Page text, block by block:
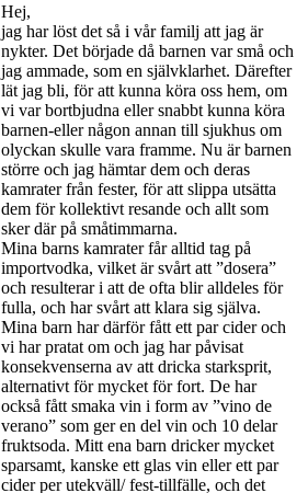
Hej,
jag har löst det så i vår familj att jag är
nykter. Det började då barnen var små och
jag ammade, som en självklarhet. Därefter
lät jag bli, för att kunna köra oss hem, om
vi var bortbjudna eller snabbt kunna köra
barnen-eller någon annan till sjukhus om
olyckan skulle vara framme. Nu är barnen
större och jag hämtar dem och deras
kamrater från fester, för att slippa utsätta
dem för kollektivt resande och allt som
sker där på småtimmarna.
Mina barns kamrater får alltid tag på
importvodka, vilket är svårt att ”dosera”
och resulterar i att de ofta blir alldeles för
fulla, och har svårt att klara sig själva.
Mina barn har därför fått ett par cider och
vi har pratat om och jag har påvisat
konsekvenserna av att dricka starksprit,
alternativt för mycket för fort. De har
också fått smaka vin i form av ”vino de
verano” som ger en del vin och 10 delar
fruktsoda. Mitt ena barn dricker mycket
sparsamt, kanske ett glas vin eller ett par
cider per utekväll/ fest-tillfälle, och det